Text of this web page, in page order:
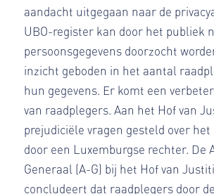
aandacht uitgegaan naar de
UBO-register kan door het publiek
persoonsgegevens doorzocht
inzicht geboden in het aantal
hun gegevens. Er komt een
van raadplegers. Aan het Hof van
prejudiciële vragen gesteld over
door een Luxemburgse rechter. De
Generaal (A-G) bij het Hof van
concludeert dat raadplegers door